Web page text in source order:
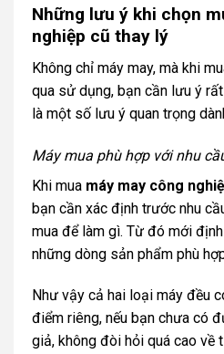
Những lưu ý khi chọn
nghiệp cũ thay lý
Không chỉ máy may, mà khi
qua sử dụng, bạn cần lưu ý
là một số lưu ý quan trọng
Máy mua phù hợp với nhu
Khi mua máy may công
bạn cần xác định trước nhu
mua để làm gì. Từ đó mới
những dòng sản phẩm phù
Như vậy cả hai loại máy đều
điểm riêng, nếu bạn chưa có
giả, không đòi hỏi quá cao về